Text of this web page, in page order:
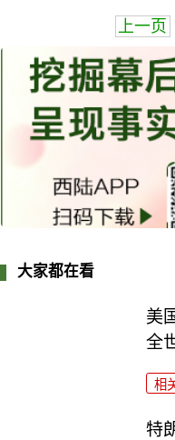
上一页
大家都在看
美
全
相
特